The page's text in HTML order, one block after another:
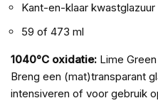
Kant-en-klaar kwastglazuur
59 of 473 ml
1040°C oxidatie: Lime
Breng een (mat)transparant
intensiveren of voor gebruik